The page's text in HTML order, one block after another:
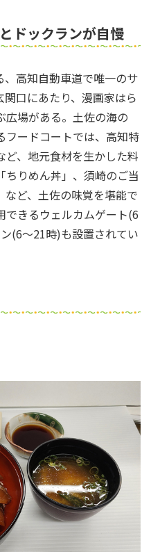
ドックランが自慢
高知自動車道で唯一のサ
口にあたり、漫画家はら
広場がある。土佐の海の
フードコートでは、高知特
、地元食材を生かした料
りめん丼」、須崎のご当
ど、土佐の味覚を堪能で
できるウェルカムゲート(6
(6～21時)も設置されてい